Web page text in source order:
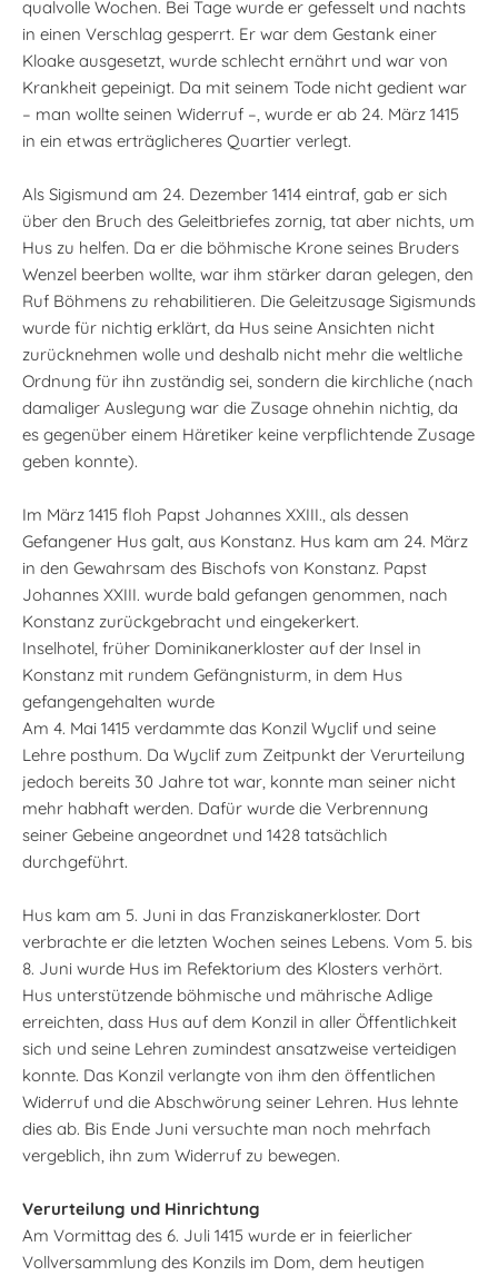
qualvolle Wochen. Bei Tage wurde er gefesselt und nachts
in einen Verschlag gesperrt. Er war dem Gestank einer
Kloake ausgesetzt, wurde schlecht ernährt und war von
Krankheit gepeinigt. Da mit seinem Tode nicht gedient war
– man wollte seinen Widerruf –, wurde er ab 24. März 1415
in ein etwas erträglicheres Quartier verlegt.
Als Sigismund am 24. Dezember 1414 eintraf, gab er sich
über den Bruch des Geleitbriefes zornig, tat aber nichts, um
Hus zu helfen. Da er die böhmische Krone seines Bruders
Wenzel beerben wollte, war ihm stärker daran gelegen, den
Ruf Böhmens zu rehabilitieren. Die Geleitzusage Sigismunds
wurde für nichtig erklärt, da Hus seine Ansichten nicht
zurücknehmen wolle und deshalb nicht mehr die weltliche
Ordnung für ihn zuständig sei, sondern die kirchliche (nach
damaliger Auslegung war die Zusage ohnehin nichtig, da
es gegenüber einem Häretiker keine verpflichtende Zusage
geben konnte).
Im März 1415 floh Papst Johannes XXIII., als dessen
Gefangener Hus galt, aus Konstanz. Hus kam am 24. März
in den Gewahrsam des Bischofs von Konstanz. Papst
Johannes XXIII. wurde bald gefangen genommen, nach
Konstanz zurückgebracht und eingekerkert.
Inselhotel, früher Dominikanerkloster auf der Insel in
Konstanz mit rundem Gefängnisturm, in dem Hus
gefangengehalten wurde
Am 4. Mai 1415 verdammte das Konzil Wyclif und seine
Lehre posthum. Da Wyclif zum Zeitpunkt der Verurteilung
jedoch bereits 30 Jahre tot war, konnte man seiner nicht
mehr habhaft werden. Dafür wurde die Verbrennung
seiner Gebeine angeordnet und 1428 tatsächlich
durchgeführt.
Hus kam am 5. Juni in das Franziskanerkloster. Dort
verbrachte er die letzten Wochen seines Lebens. Vom 5. bis
8. Juni wurde Hus im Refektorium des Klosters verhört.
Hus unterstützende böhmische und mährische Adlige
erreichten, dass Hus auf dem Konzil in aller Öffentlichkeit
sich und seine Lehren zumindest ansatzweise verteidigen
konnte. Das Konzil verlangte von ihm den öffentlichen
Widerruf und die Abschwörung seiner Lehren. Hus lehnte
dies ab. Bis Ende Juni versuchte man noch mehrfach
vergeblich, ihn zum Widerruf zu bewegen.
Verurteilung und Hinrichtung
Am Vormittag des 6. Juli 1415 wurde er in feierlicher
Vollversammlung des Konzils im Dom, dem heutigen